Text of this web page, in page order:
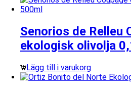
Senorios de Relleu
ekologisk olivolja
Lägg till i varukorg